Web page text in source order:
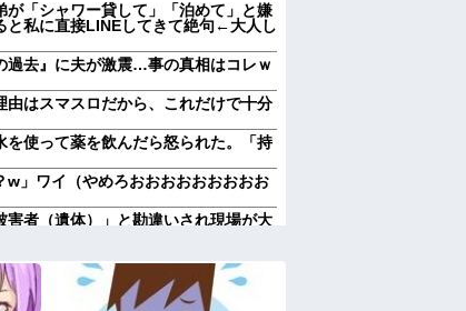
「シャワー貸して」「泊めて」と嫌
と私に直接LINEしてきて絶句←大人し
過去』に夫が激震…事の真相はコレｗ
はスマスロだから、これだけで十分
使って薬を飲んだら怒られた。「持
」ワイ（やめろおおおおおおおおお
者（遺体）」と勘違いされ現場が大
クッソワロタｗｗｗｗｗｗｗｗｗ